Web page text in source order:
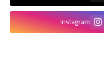
Instagram